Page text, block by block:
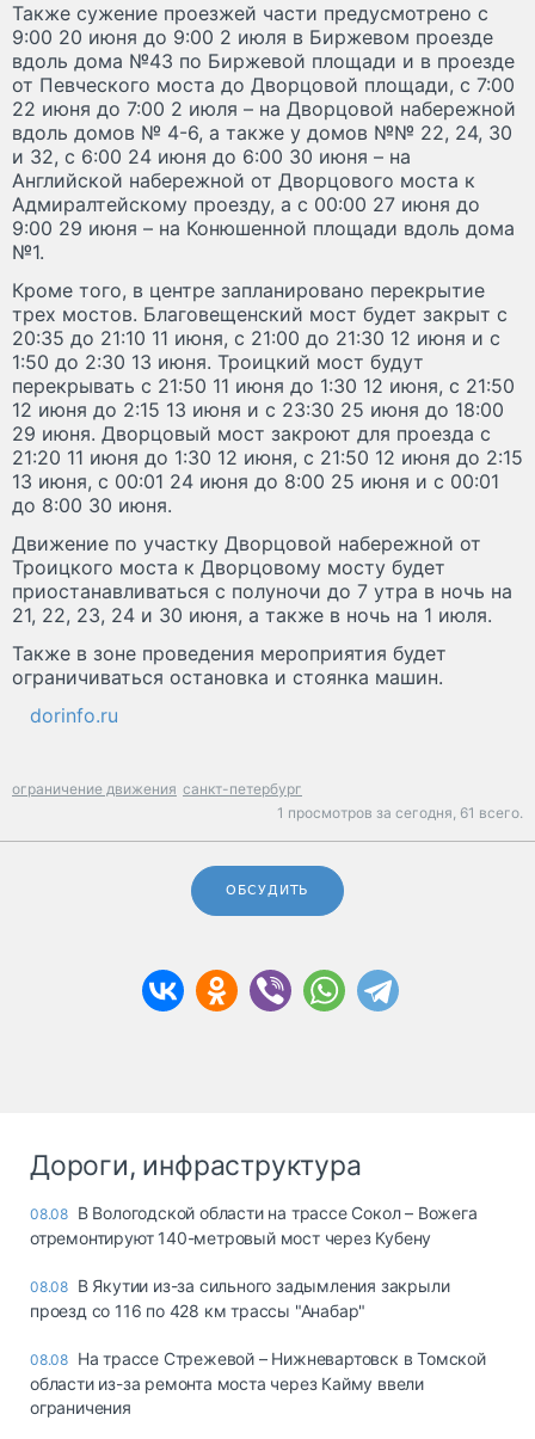
Также сужение проезжей части предусмотрено с
9:00 20 июня до 9:00 2 июля в Биржевом проезде
вдоль дома №43 по Биржевой площади и в проезде
от Певческого моста до Дворцовой площади, с 7:00
22 июня до 7:00 2 июля – на Дворцовой набережной
вдоль домов № 4-6, а также у домов №№ 22, 24, 30
и 32, с 6:00 24 июня до 6:00 30 июня – на
Английской набережной от Дворцового моста к
Адмиралтейскому проезду, а с 00:00 27 июня до
9:00 29 июня – на Конюшенной площади вдоль дома
№1.
Кроме того, в центре запланировано перекрытие
трех мостов. Благовещенский мост будет закрыт с
20:35 до 21:10 11 июня, с 21:00 до 21:30 12 июня и с
1:50 до 2:30 13 июня. Троицкий мост будут
перекрывать с 21:50 11 июня до 1:30 12 июня, с 21:50
12 июня до 2:15 13 июня и с 23:30 25 июня до 18:00
29 июня. Дворцовый мост закроют для проезда с
21:20 11 июня до 1:30 12 июня, с 21:50 12 июня до 2:15
13 июня, с 00:01 24 июня до 8:00 25 июня и с 00:01
до 8:00 30 июня.
Движение по участку Дворцовой набережной от
Троицкого моста к Дворцовому мосту будет
приостанавливаться с полуночи до 7 утра в ночь на
21, 22, 23, 24 и 30 июня, а также в ночь на 1 июля.
Также в зоне проведения мероприятия будет
ограничиваться остановка и стоянка машин.
dorinfo.ru
ограничение движения санкт-петербург
1 просмотров за сегодня, 61 всего.
ОБСУДИТЬ
Дороги, инфраструктура
08.08 В Вологодской области на трассе Сокол – Вожега
отремонтируют 140-метровый мост через Кубену
08.08 В Якутии из-за сильного задымления закрыли
проезд со 116 по 428 км трассы "Анабар"
08.08 На трассе Стрежевой – Нижневартовск в Томской
области из-за ремонта моста через Кайму ввели
ограничения